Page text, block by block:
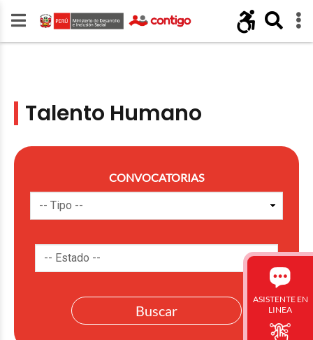
Talento Humano
CONVOCATORIAS
ASISTENTE EN
LINEA